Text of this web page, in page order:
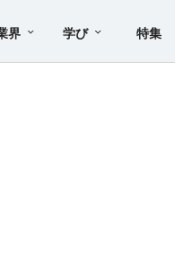
界 学び 特集